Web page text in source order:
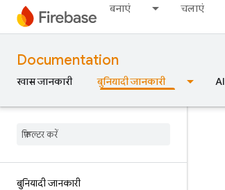
बनाएं चलाएं
Documentation
खास जानकारी बुनियादी जानकारी AI
बुनियादी जानकारी